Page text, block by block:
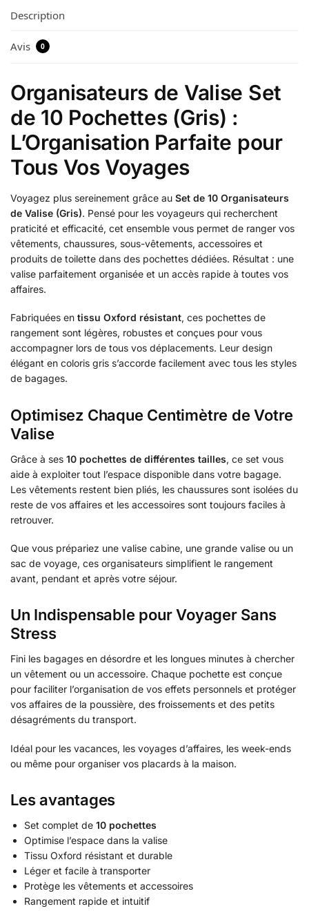
Description
Avis 0
Organisateurs de Valise Set
de 10 Pochettes (Gris) :
L’Organisation Parfaite pour
Tous Vos Voyages
Voyagez plus sereinement grâce au Set de 10 Organisateurs
de Valise (Gris). Pensé pour les voyageurs qui recherchent
praticité et efficacité, cet ensemble vous permet de ranger vos
vêtements, chaussures, sous-vêtements, accessoires et
produits de toilette dans des pochettes dédiées. Résultat : une
valise parfaitement organisée et un accès rapide à toutes vos
affaires.
Fabriquées en tissu Oxford résistant, ces pochettes de
rangement sont légères, robustes et conçues pour vous
accompagner lors de tous vos déplacements. Leur design
élégant en coloris gris s’accorde facilement avec tous les styles
de bagages.
Optimisez Chaque Centimètre de Votre
Valise
Grâce à ses 10 pochettes de différentes tailles, ce set vous
aide à exploiter tout l’espace disponible dans votre bagage.
Les vêtements restent bien pliés, les chaussures sont isolées du
reste de vos affaires et les accessoires sont toujours faciles à
retrouver.
Que vous prépariez une valise cabine, une grande valise ou un
sac de voyage, ces organisateurs simplifient le rangement
avant, pendant et après votre séjour.
Un Indispensable pour Voyager Sans
Stress
Fini les bagages en désordre et les longues minutes à chercher
un vêtement ou un accessoire. Chaque pochette est conçue
pour faciliter l’organisation de vos effets personnels et protéger
vos affaires de la poussière, des froissements et des petits
désagréments du transport.
Idéal pour les vacances, les voyages d’affaires, les week-ends
ou même pour organiser vos placards à la maison.
Les avantages
Set complet de 10 pochettes
Optimise l’espace dans la valise
Tissu Oxford résistant et durable
Léger et facile à transporter
Protège les vêtements et accessoires
Rangement rapide et intuitif